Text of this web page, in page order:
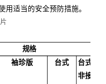
用适当的安全预防措施。
规格
袖珍版 台式 台式
非接